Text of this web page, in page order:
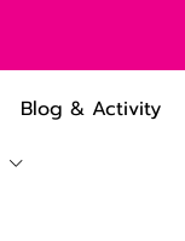
Blog & Activity